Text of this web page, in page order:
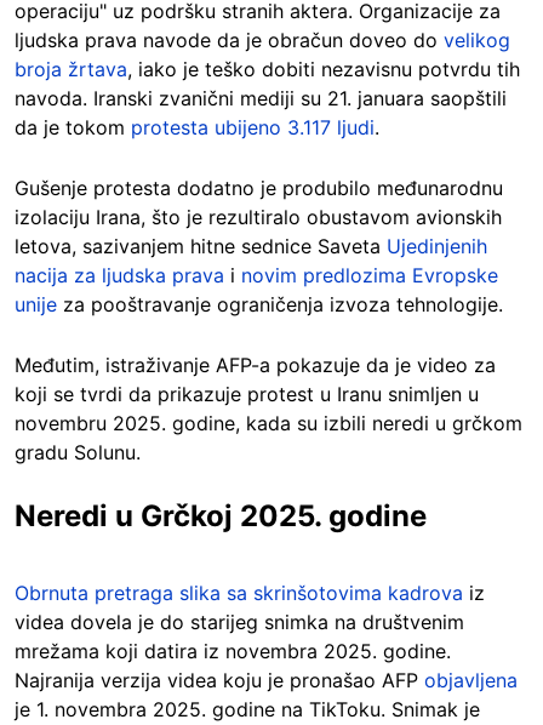
operaciju" uz podršku stranih aktera. Organizacije za
ljudska prava navode da je obračun doveo do velikog
broja žrtava, iako je teško dobiti nezavisnu potvrdu tih
navoda. Iranski zvanični mediji su 21. januara saopštili
da je tokom protesta ubijeno 3.117 ljudi.
Gušenje protesta dodatno je produbilo međunarodnu
izolaciju Irana, što je rezultiralo obustavom avionskih
letova, sazivanjem hitne sednice Saveta Ujedinjenih
nacija za ljudska prava i novim predlozima Evropske
unije za pooštravanje ograničenja izvoza tehnologije.
Međutim, istraživanje AFP-a pokazuje da je video za
koji se tvrdi da prikazuje protest u Iranu snimljen u
novembru 2025. godine, kada su izbili neredi u grčkom
gradu Solunu.
Neredi u Grčkoj 2025. godine
Obrnuta pretraga slika sa skrinšotovima kadrova iz
videa dovela je do starijeg snimka na društvenim
mrežama koji datira iz novembra 2025. godine.
Najranija verzija videa koju je pronašao AFP objavljena
je 1. novembra 2025. godine na TikToku. Snimak je